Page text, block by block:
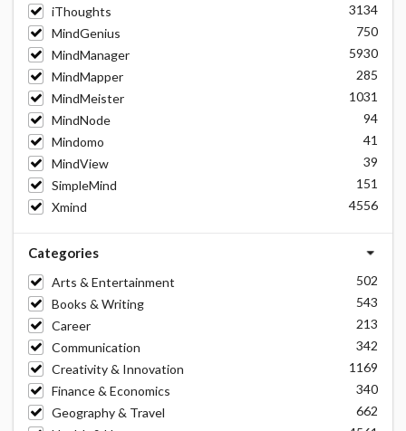
iThoughts
3134
MindGenius
750
MindManager
5930
MindMapper
285
MindMeister
1031
MindNode
94
Mindomo
41
MindView
39
SimpleMind
151
Xmind
4556
Categories
Arts & Entertainment
502
Books & Writing
543
Career
213
Communication
342
Creativity & Innovation
1169
Finance & Economics
340
Geography & Travel
662